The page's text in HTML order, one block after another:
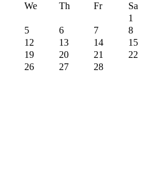
We Th Fr
Sa
1
5 6 7
8
12 13 14
15
19 20 21
22
26 27 28